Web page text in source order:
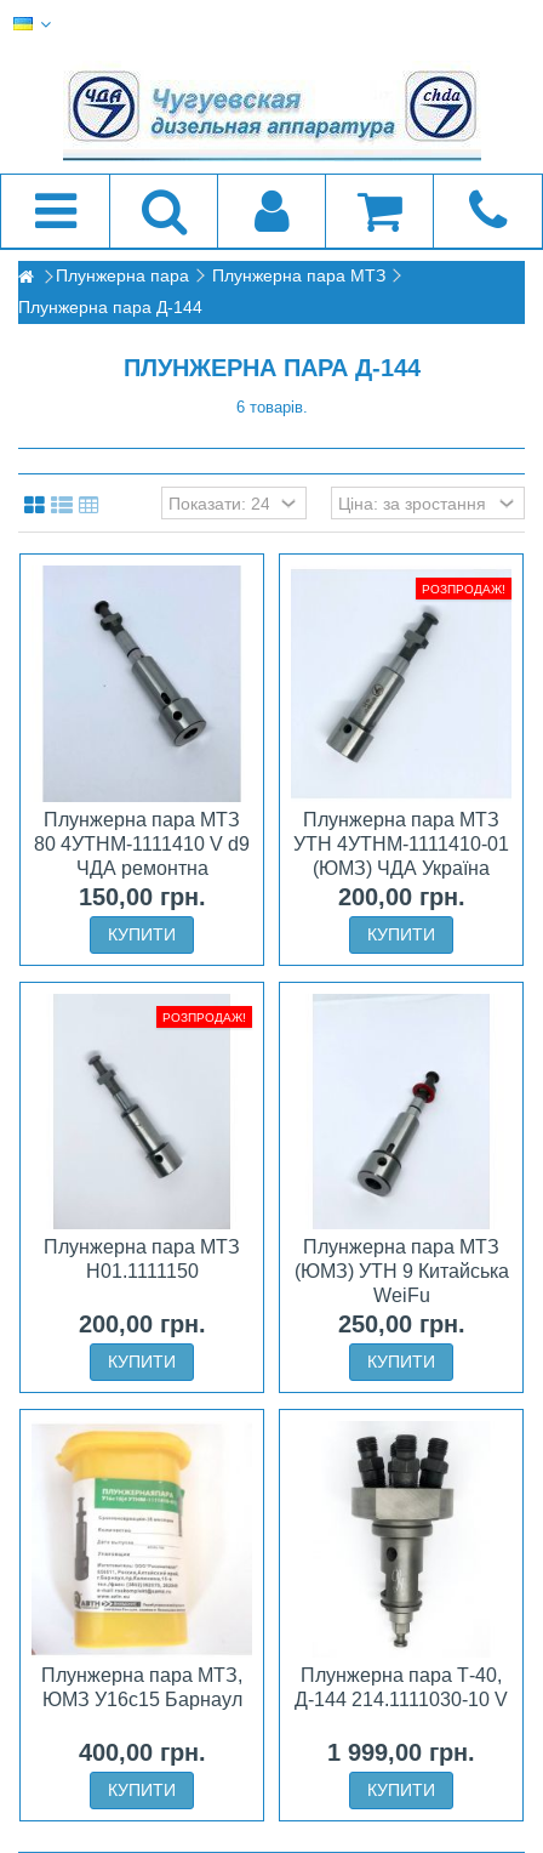
Плунжерна пара
Плунжерна пара МТЗ
Плунжерна пара Д-144
ПЛУНЖЕРНА ПАРА Д-144
6 товарів.
Плунжерна пара МТЗ
80 4УТНМ-1111410 V d9
ЧДА ремонтна
150,00 грн.
КУПИТИ
РОЗПРОДАЖ!
Плунжерна пара МТЗ
УТН 4УТНМ-1111410-01
(ЮМЗ) ЧДА Україна
200,00 грн.
КУПИТИ
РОЗПРОДАЖ!
Плунжерна пара МТЗ
H01.1111150
200,00 грн.
КУПИТИ
Плунжерна пара МТЗ
(ЮМЗ) УТН 9 Китайська
WeiFu
250,00 грн.
КУПИТИ
Плунжерна пара МТЗ,
ЮМЗ У16с15 Барнаул
400,00 грн.
КУПИТИ
Плунжерна пара Т-40,
Д-144 214.1111030-10 V
1 999,00 грн.
КУПИТИ